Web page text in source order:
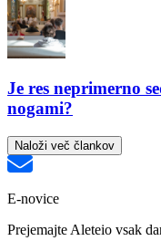
Je res neprimerno
nogami?
Naloži več člankov
E-novice
Prejemajte Aleteio vsak